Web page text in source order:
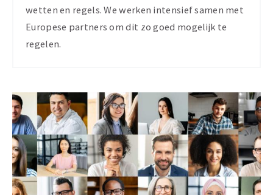
wetten en regels. We werken intensief samen met
Europese partners om dit zo goed mogelijk te
regelen.